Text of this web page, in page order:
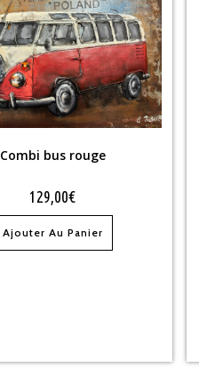
Combi bus rouge
129,00€
Ajouter Au Panier